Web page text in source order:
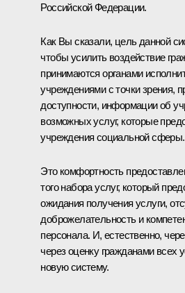
Российской Федерации.
Как Вы сказали, цель данной
чтобы усилить воздействие
принимаются органами
учреждениями с точки зрения,
доступности, информации об
возможных услуг, которые
учреждения социальной сферы.
Это комфортность
того набора услуг, который
ожидания получения услуги,
доброжелательность и
персонала. И, естественно,
через оценку гражданами всех
новую систему.